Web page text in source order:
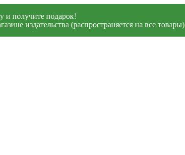
и получите подарок!
издательства (распространяется на все товары)